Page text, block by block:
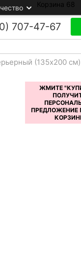
Корзина 68
707-47-67
(135x200